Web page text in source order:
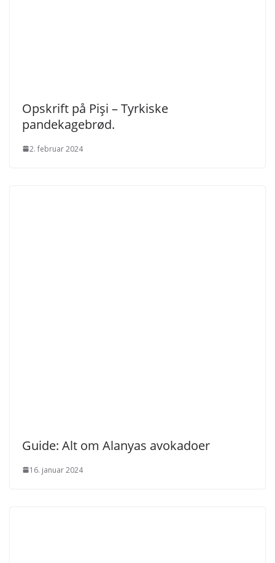
Opskrift på Pişi – Tyrkiske
pandekagebrød.
2. februar 2024
Guide: Alt om Alanyas avokadoer
16. januar 2024